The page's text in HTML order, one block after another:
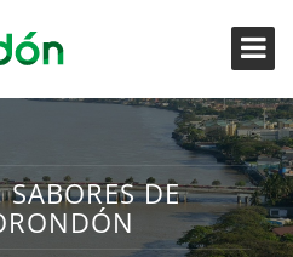
SABORES DE